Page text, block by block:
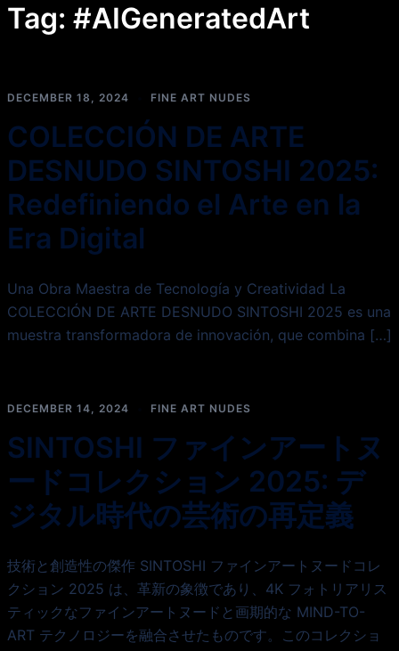
Tag: #AIGeneratedArt
DECEMBER 18, 2024 FINE ART NUDES
COLECCIÓN DE ARTE
DESNUDO SINTOSHI 2025:
Redefiniendo el Arte en la
Era Digital
Una Obra Maestra de Tecnología y Creatividad La
COLECCIÓN DE ARTE DESNUDO SINTOSHI 2025 es una
muestra transformadora de innovación, que combina […]
DECEMBER 14, 2024 FINE ART NUDES
SINTOSHI ファインアートヌ
ードコレクション 2025: デ
ジタル時代の芸術の再定義
技術と創造性の傑作 SINTOSHI ファインアートヌードコレ
クション 2025 は、革新の象徴であり、4K フォトリアリス
ティックなファインアートヌードと画期的な MIND-TO-
ART テクノロジーを融合させたものです。このコレクショ